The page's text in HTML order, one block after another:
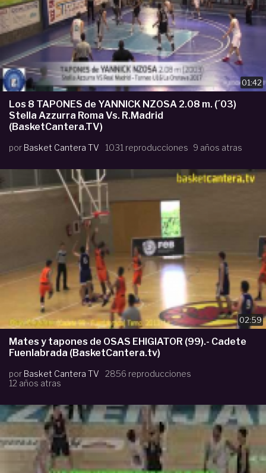
01:42
Los 8 TAPONES de YANNICK NZOSA 2.08 m. (´03)
Stella Azzurra Roma Vs. R.Madrid
(BasketCantera.TV)
por Basket Cantera TV 1031 reproducciones 9 años atras
02:59
Mates y tapones de OSAS EHIGIATOR (99).- Cadete
Fuenlabrada (BasketCantera.tv)
por Basket Cantera TV
2856 reproducciones
12 años atras